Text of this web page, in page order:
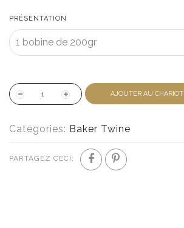
PRÉSENTATION
AJOUTER AU CHARIOT
Catégories: Baker Twine
PARTAGEZ CECI: